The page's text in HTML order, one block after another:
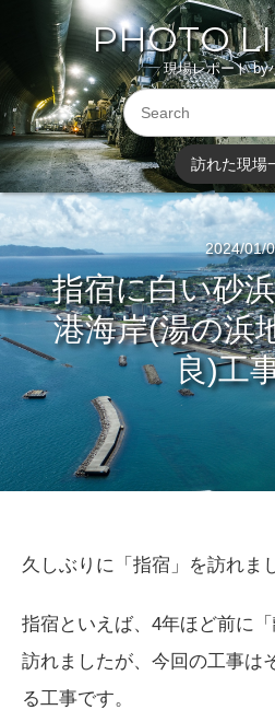
PHOTO
現場レポート by
訪れた現場
2024/01/
指宿に白い砂
港海岸(湯の浜
良)工
久しぶりに「指宿」を訪れま
指宿といえば、4年ほど前に
訪れましたが、今回の工事は
る工事です。